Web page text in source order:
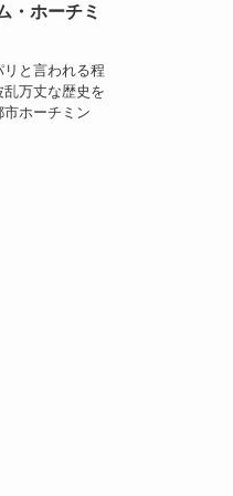
・ホーチミ
と言われる程
万丈な歴史を
ホーチミン